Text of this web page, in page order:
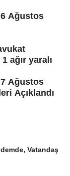
Ağustos
ağır yaralı
Ağustos
Açıklandı
Vatandaş